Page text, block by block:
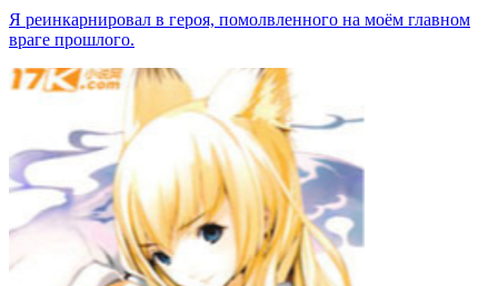
Я реинкарнировал в героя, помолвленного на моём главном
враге прошлого.